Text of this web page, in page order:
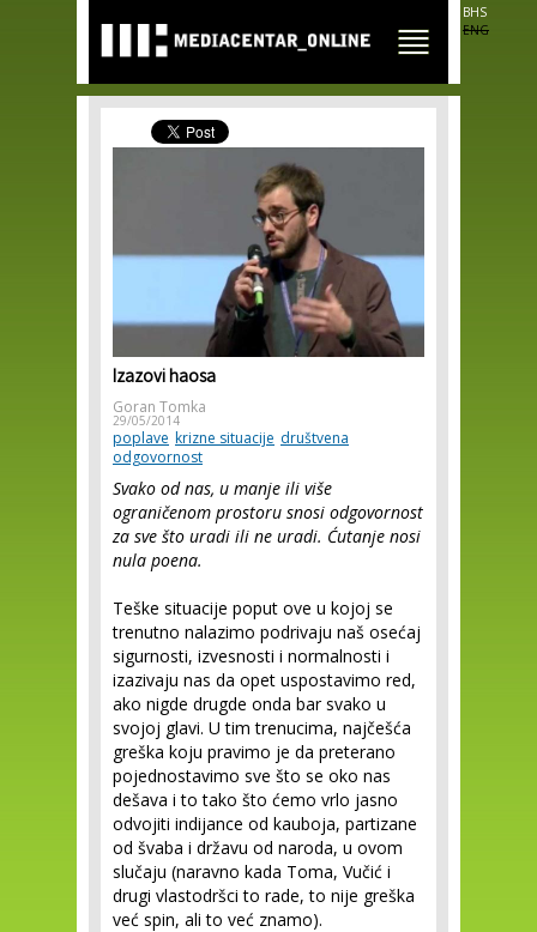
main
content
BHS
ENG
Izazovi haosa
Goran Tomka
29/05/2014
poplave krizne situacije društvena
odgovornost
Svako od nas, u manje ili više
ograničenom prostoru snosi odgovornost
za sve što uradi ili ne uradi. Ćutanje nosi
nula poena.
Teške situacije poput ove u kojoj se
trenutno nalazimo podrivaju naš osećaj
sigurnosti, izvesnosti i normalnosti i
izazivaju nas da opet uspostavimo red,
ako nigde drugde onda bar svako u
svojoj glavi. U tim trenucima, najčešća
greška koju pravimo je da preterano
pojednostavimo sve što se oko nas
dešava i to tako što ćemo vrlo jasno
odvojiti indijance od kauboja, partizane
od švaba i državu od naroda, u ovom
slučaju (naravno kada Toma, Vučić i
drugi vlastodršci to rade, to nije greška
već spin, ali to već znamo).